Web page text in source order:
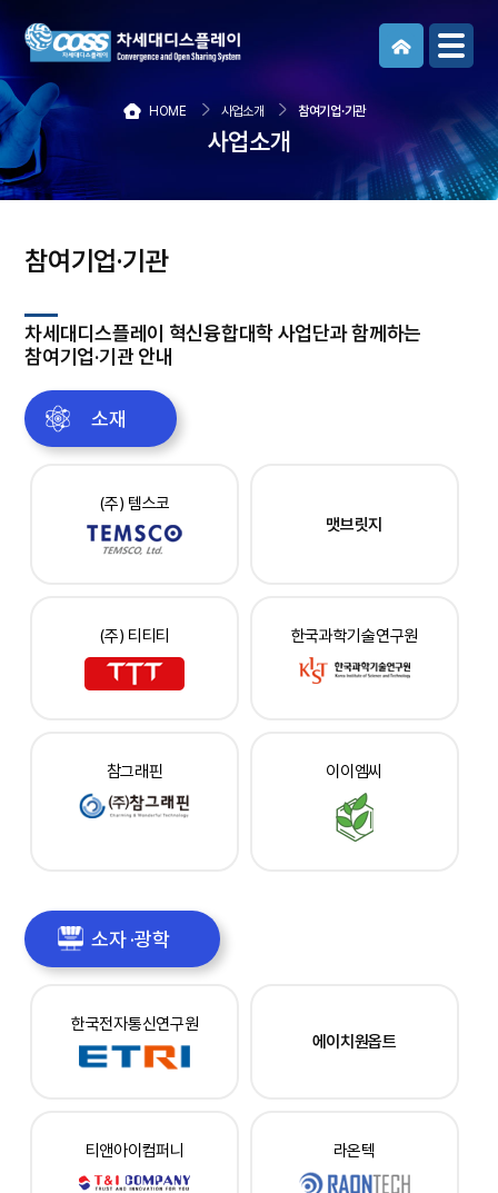
메뉴보기
HOME 사업소개 참여기업·기관
사업소개
참여기업·기관
차세대디스플레이 혁신융합대학 사업단과 함께하는
참여기업·기관 안내
소재
(주) 템스코
맷브릿지
(주) 티티티 한국과학기술연구원
참그래핀 이이엠씨
소자 ·광학
한국전자통신연구원
에이치원옵트
티앤아이컴퍼니 라온텍